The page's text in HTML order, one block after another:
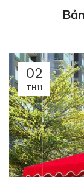
02
TH11